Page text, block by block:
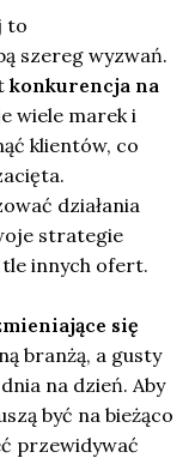
to
szereg wyzwań.
konkurencja na
wiele marek i
klientów, co
działania
strategie
innych ofert.
się
branżą, a gusty
na dzień. Aby
być na bieżąco
przewidywać